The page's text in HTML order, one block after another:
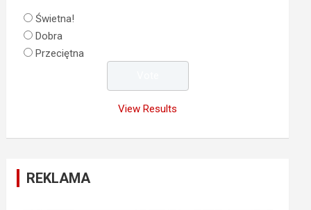
Świetna!
Dobra
Przeciętna
View Results
REKLAMA